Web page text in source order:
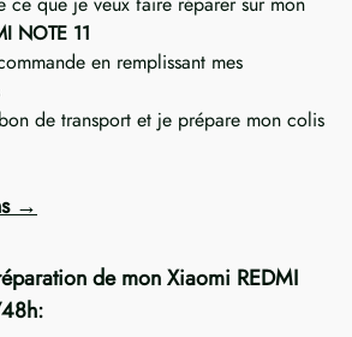
NOTE 11
en remplissant mes
de transport et je prépare mon colis
de mon Xiaomi REDMI